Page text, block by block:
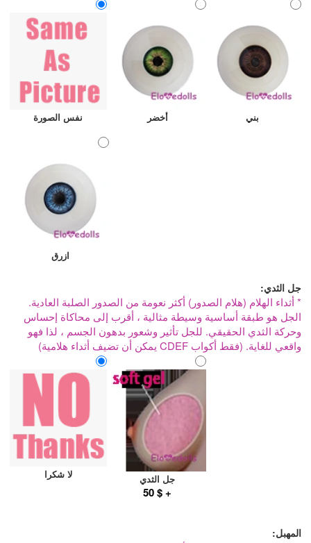
نفس الصورة أخضر بني
ازرق
جل الثدي:
* أثداء الهلام (هلام الصدور) أكثر نعومة من الصدور الصلبة العادية.
الجل هو طبقة أساسية وسيطة مثالية ، أقرب إلى محاكاة إحساس
وحركة الثدي الحقيقي. للجل تأثير وشعور بدهون الجسم ، لذا فهو
واقعي للغاية. (فقط أكواب CDEF يمكن أن تضيف أثداء هلامية)
لا شكرا جل الثدي
+ $ 50
المهبل: